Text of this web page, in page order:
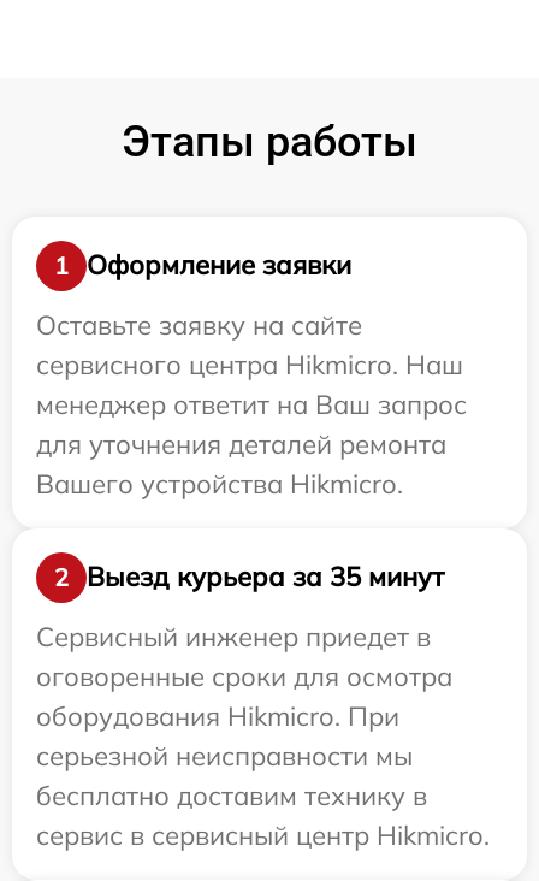
Этапы работы
1
Оформление заявки
Оставьте заявку на сайте
сервисного центра Hikmicro. Наш
менеджер ответит на Ваш запрос
для уточнения деталей ремонта
Вашего устройства Hikmicro.
2
Выезд курьера за 35 минут
Сервисный инженер приедет в
оговоренные сроки для осмотра
оборудования Hikmicro. При
серьезной неисправности мы
бесплатно доставим технику в
сервис в сервисный центр Hikmicro.